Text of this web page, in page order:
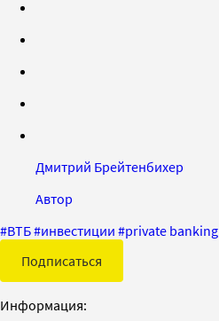
Дмитрий Брейтенбихер
Автор
#ВТБ#инвестиции #private banking
Подписаться
Информация: